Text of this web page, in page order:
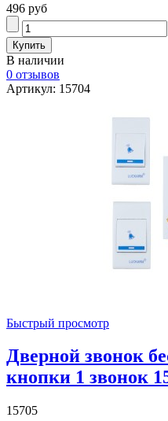
496 руб
В наличии
0 отзывов
Артикул: 15704
Быстрый просмотр
Дверной звонок
кнопки 1 звонок
15705